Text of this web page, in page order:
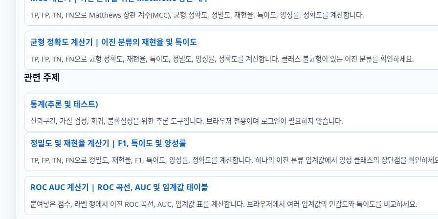
TP, FP, TN, FN으로 Matthews 상관 계수(MCC), 균형 정확도, 정밀도, 재현율, 특이도, 양성률, 정확도를 계산합니다.
균형 정확도 계산기 | 이진 분류의 재현율 및 특이도
TP, FP, TN, FN으로 균형 정확도, 재현율, 특이도, 정밀도, 양성률, 정확도를 계산합니다. 클래스 불균형이 있는 이진 분류를 확인하세요.
관련 주제
통계(추론 및 테스트)
신뢰구간, 가설 검정, 회귀, 불확실성을 위한 추론 도구입니다. 브라우저 전용이며 로그인이 필요하지 않습니다.
정밀도 및 재현율 계산기 | F1, 특이도 및 양성률
TP, FP, TN, FN으로 정밀도, 재현율, F1, 특이도, 양성률, 정확도를 계산합니다. 하나의 이진 분류 임계값에서 양성 클래스의 장단점을 확인하세
ROC AUC 계산기 | ROC 곡선, AUC 및 임계값 테이블
붙여넣은 점수, 라벨 행에서 이진 ROC 곡선, AUC, 임계값 표를 계산합니다. 브라우저에서 여러 임계값의 민감도와 특이도를 비교하세요.